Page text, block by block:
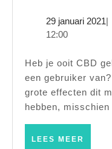
29 januari 202129
|
12:00
Heb je ooit CBD gebruikt of ben je er momenteel
een gebruiker
grote effecten dit
hebben,
LEES MEER